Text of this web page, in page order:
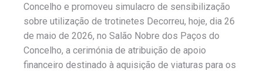
Concelho e promoveu simulacro de sensibilização
sobre utilização de trotinetes Decorreu, hoje, dia 26
de maio de 2026, no Salão Nobre dos Paços do
Concelho, a cerimónia de atribuição de apoio
financeiro destinado à aquisição de viaturas para os